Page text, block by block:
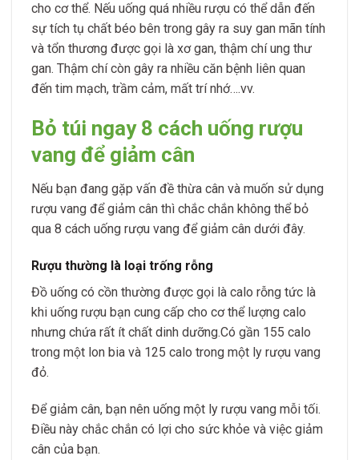
cho cơ thể. Nếu uống quá nhiều rượu có thể dẫn đến
sự tích tụ chất béo bên trong gây ra suy gan mãn tính
và tổn thương được gọi là xơ gan, thậm chí ung thư
gan. Thậm chí còn gây ra nhiều căn bệnh liên quan
đến tim mạch, trầm cảm, mất trí nhớ….vv.
Bỏ túi ngay 8 cách uống rượu
vang để giảm cân
Nếu bạn đang gặp vấn đề thừa cân và muốn sử dụng
rượu vang để giảm cân thì chắc chắn không thể bỏ
qua 8 cách uống rượu vang để giảm cân dưới đây.
Rượu thường là loại trống rỗng
Đồ uống có cồn thường được gọi là calo rỗng tức là
khi uống rượu bạn cung cấp cho cơ thể lượng calo
nhưng chứa rất ít chất dinh dưỡng.Có gần 155 calo
trong một lon bia và 125 calo trong một ly rượu vang
đỏ.
Để giảm cân, bạn nên uống một ly rượu vang mỗi tối.
Điều này chắc chắn có lợi cho sức khỏe và việc giảm
cân của bạn.